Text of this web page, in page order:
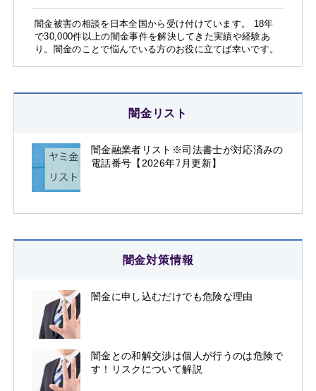
闇金被害の相談を日本全国から受け付けています。 18年
で30,000件以上の闇金事件を解決してきた実績や経験あ
り。闇金のことで悩んでいる方のお役に立てば幸いです。
闇金リスト
闇金融業者リスト※司法書士が対応済みの
電話番号【2026年7月更新】
闇金対策情報
闇金に申し込むだけでも危険な理由
闇金との和解交渉は個人が行うのは危険で
す！リスクについて解説